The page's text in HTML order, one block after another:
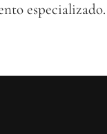
especializado.